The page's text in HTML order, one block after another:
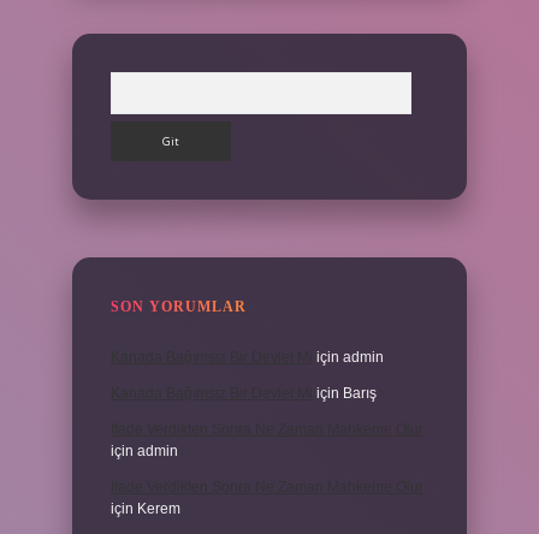
SON YORUMLAR
için admin
için Barış
için admin
için Kerem